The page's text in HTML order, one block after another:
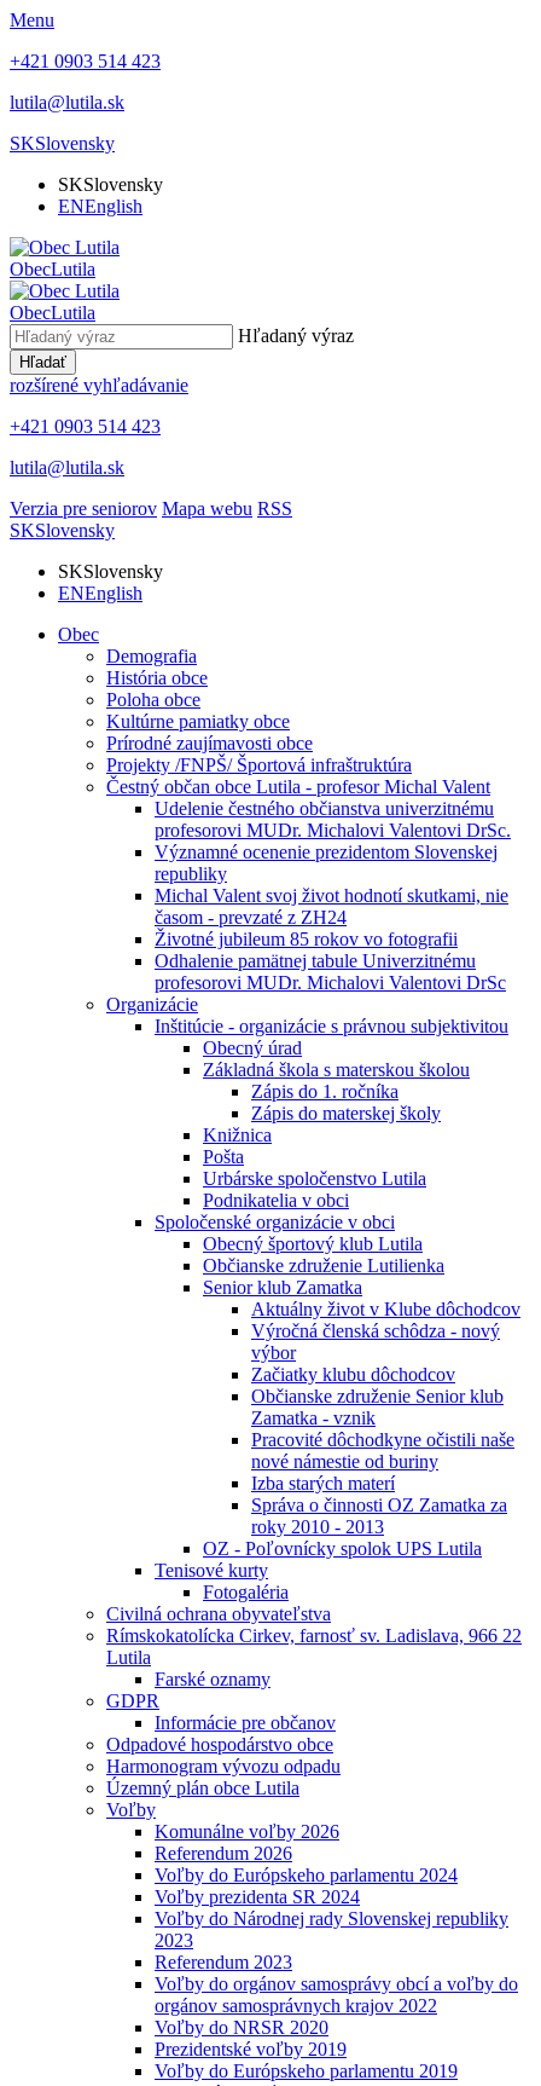
Menu
+421 0903 514 423
lutila@lutila.sk
SKSlovensky
SKSlovensky
ENEnglish
ObecLutila
ObecLutila
Hľadaný výraz
Hľadať
rozšírené vyhľadávanie
+421 0903 514 423
lutila@lutila.sk
Verzia pre seniorov Mapa webu RSS
SKSlovensky
SKSlovensky
ENEnglish
Obec
Demografia
História obce
Poloha obce
Kultúrne pamiatky obce
Prírodné zaujímavosti obce
Projekty /FNPŠ/ Športová infraštruktúra
Čestný občan obce Lutila - profesor Michal Valent
Udelenie čestného občianstva univerzitnému
profesorovi MUDr. Michalovi Valentovi DrSc.
Významné ocenenie prezidentom Slovenskej
republiky
Michal Valent svoj život hodnotí skutkami, nie
časom - prevzaté z ZH24
Životné jubileum 85 rokov vo fotografii
Odhalenie pamätnej tabule Univerzitnému
profesorovi MUDr. Michalovi Valentovi DrSc
Organizácie
Inštitúcie - organizácie s právnou subjektivitou
Obecný úrad
Základná škola s materskou školou
Zápis do 1. ročníka
Zápis do materskej školy
Knižnica
Pošta
Urbárske spoločenstvo Lutila
Podnikatelia v obci
Spoločenské organizácie v obci
Obecný športový klub Lutila
Občianske združenie Lutilienka
Senior klub Zamatka
Aktuálny život v Klube dôchodcov
Výročná členská schôdza - nový
výbor
Začiatky klubu dôchodcov
Občianske združenie Senior klub
Zamatka - vznik
Pracovité dôchodkyne očistili naše
nové námestie od buriny
Izba starých materí
Správa o činnosti OZ Zamatka za
roky 2010 - 2013
OZ - Poľovnícky spolok UPS Lutila
Tenisové kurty
Fotogaléria
Civilná ochrana obyvateľstva
Rímskokatolícka Cirkev, farnosť sv. Ladislava, 966 22
Lutila
Farské oznamy
GDPR
Informácie pre občanov
Odpadové hospodárstvo obce
Harmonogram vývozu odpadu
Územný plán obce Lutila
Voľby
Komunálne voľby 2026
Referendum 2026
Voľby do Európskeho parlamentu 2024
Voľby prezidenta SR 2024
Voľby do Národnej rady Slovenskej republiky
2023
Referendum 2023
Voľby do orgánov samosprávy obcí a voľby do
orgánov samosprávnych krajov 2022
Voľby do NRSR 2020
Prezidentské voľby 2019
Voľby do Európskeho parlamentu 2019